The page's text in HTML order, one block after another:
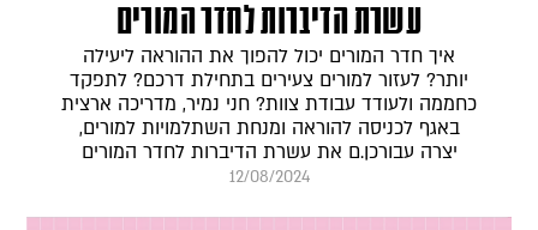
עשרת הדיברות לחדר המורים
איך חדר המורים יכול להפוך את ההוראה ליעילה
יותר? לעזור למורים צעירים בתחילת דרכם? לתפקד
כחממה ולעודד עבודת צוות? חני נמיר, מדריכה ארצית
באגף לכניסה להוראה ומנחת השתלמויות למורים,
יצרה עבורכן.ם את עשרת הדיברות לחדר המורים
12/08/2024